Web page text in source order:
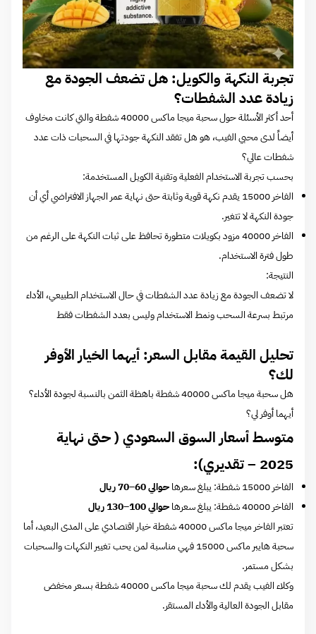
تجربة النكهة والكويل: هل تضعف الجودة مع
زيادة عدد الشفطات؟
أحد أكثر الأسئلة حول سحبة ميجا ماكس 40000 شفطة والتي كانت مخاوف
أيضاً لدى محبي الفيب، هو هل تفقد النكهة جودتها في السحبات ذات عدد
شفطات عالي؟
بحسب تجربة الاستخدام الفعلية وتقنية الكويل المستخدمة:
الفاخر 15000 يقدم نكهة قوية وثابتة حتى نهاية عمر الجهاز الافتراضي أي أن
جودة النكهة لا تتغير.
الفاخر 40000 مزود بكويلات متطورة تحافظ على ثبات النكهة على الرغم من
طول فترة الاستخدام.
النتيجة:
لا تضعف الجودة مع زيادة عدد الشفطات في حال الاستخدام الطبيعي، الأداء
مرتبط بسرعة السحب ونمط الاستخدام وليس بعدد الشفطات فقط
تحليل القيمة مقابل السعر: أيهما الخيار الأوفر
لك؟
هل سحبة ميجا ماكس 40000 شفطة باهظة الثمن بالنسبة لجودة الأداء؟
أيهما أوفر لي؟
متوسط أسعار السوق السعودي ( حتى نهاية
2025 – تقديري):
الفاخر 15000 شفطة: يبلغ سعرها
حوالي 60–70 ريال
الفاخر 40000 شفطة: يبلغ سعرها
حوالي 100–130 ريال
تعتبر الفاخر ميجا ماكس 40000 شفطة خيار اقتصادي على المدى البعيد، أما
سحبة هايبر ماكس 15000 فهي مناسبة لمن يحب تغيير النكهات والسحبات
بشكل مستمر.
وكلاء الفيب يقدم لك سحبة ميجا ماكس 40000 شفطة بسعر مخفض
مقابل الجودة العالية والأداء المستقر.